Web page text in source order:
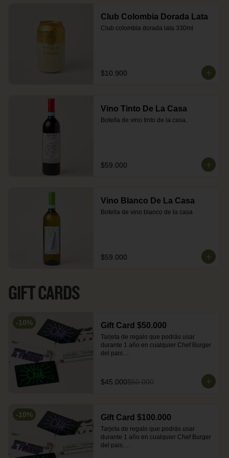
Club Colombia Dorada Lata
Club colombia dorada lata 330ml
$10.900
Vino Tinto De La Casa
Botella de vino tinto de la casa.
$59.000
Vino Blanco De La Casa
Botella de vino blanco de la casa
$59.000
GIFT CARDS
-10% Gift Card $50.000
Tarjeta de regalo que podrás usar
durante 1 año en cualquier Chef Burger
del pais.
$45.000$50.000
-10% Gift Card $100.000
Tarjeta de regalo que podrás usar
durante 1 año en cualquier Chef Burger
del pais.